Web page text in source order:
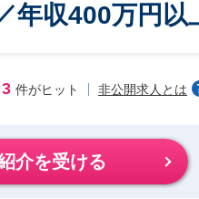
収400万円
3 件がヒット 非公開求人とは
介を受ける